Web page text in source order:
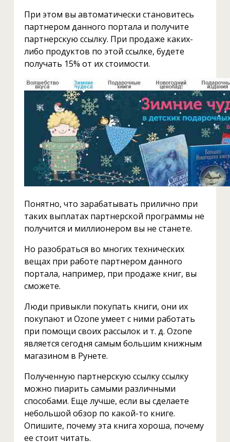
При этом вы автоматически становитесь
партнером данного портала и получите
партнерскую ссылку. При продаже каких-
либо продуктов по этой ссылке, будете
получать 15% от их стоимости.
Понятно, что зарабатывать прилично при
таких выплатах партнерской программы не
получится и миллионером вы не станете.
Но разобраться во многих технических
вещах при работе партнером данного
портала, например, при продаже книг, вы
сможете.
Люди привыкли покупать книги, они их
покупают и Ozone умеет с ними работать
при помощи своих рассылок и т. д. Ozone
является сегодня самым большим книжным
магазином в Рунете.
Полученную партнерскую ссылку ссылку
можно пиарить самыми различными
способами. Еще лучше, если вы сделаете
небольшой обзор по какой-то книге.
Опишите, почему эта книга хороша, почему
ее стоит читать.